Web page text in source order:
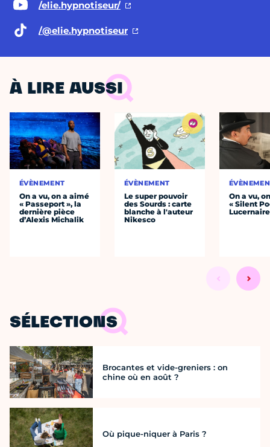
/elie.hypnotiseur/
/@elie.hypnotiseur
À LIRE AUSSI
ÉVÈNEMENT
On a vu, on a aimé
« Passeport », la
dernière pièce
d’Alexis Michalik
ÉVÈNEMENT
Le super pouvoir
des Sourds : carte
blanche à l'auteur
Nikesco
On a vu,
« Silent
Lucernaire
SÉLECTIONS
Brocantes et vide-greniers : on
chine où en août ?
Où pique-niquer à Paris ?